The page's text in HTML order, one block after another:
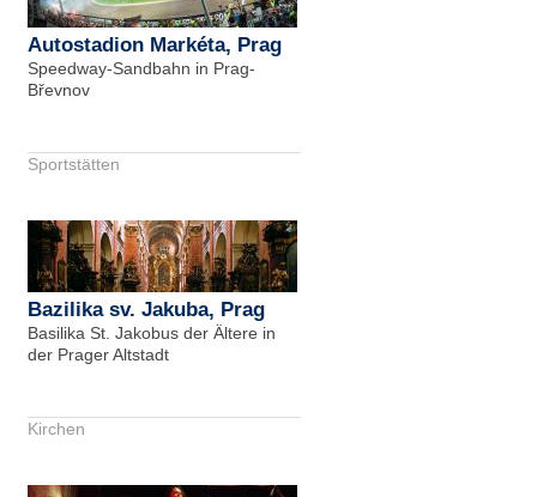
Autostadion Markéta, Prag
Speedway-Sandbahn in Prag-
Břevnov
Sportstätten
Bazilika sv. Jakuba, Prag
Basilika St. Jakobus der Ältere in
der Prager Altstadt
Kirchen